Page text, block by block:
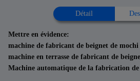
Détail
Mettre en évidence:
machine de fabricant de beignet de
machine en terrasse de fabricant de
Machine automatique de la fabrication de